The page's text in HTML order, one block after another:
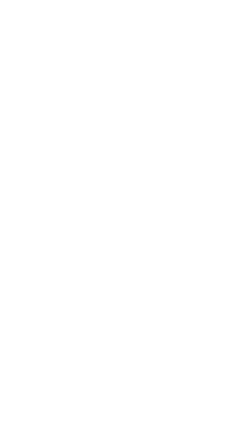
špičkového súpera
futbal
U18 / Hlinka-Gretzky
Rýchlik Boženík ako
postup Stoke
Jorge podľahol
68 rokov